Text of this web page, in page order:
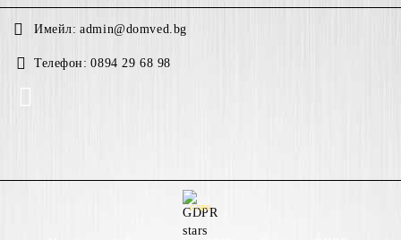
Имейл: admin@domved.bg
Телефон: 0894 29 68 98
GDPR